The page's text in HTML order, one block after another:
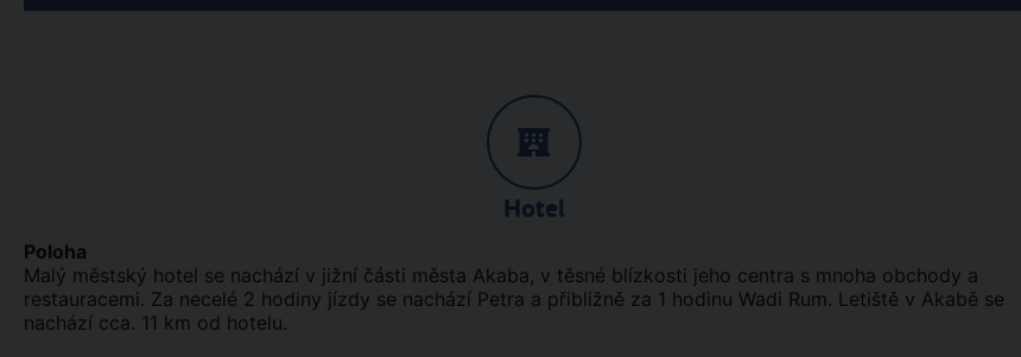
Hotel
Poloha
Malý městský hotel se nachází v jižní části města Akaba, v těsné blízkosti jeho centra s mnoha obchody a
restauracemi. Za necelé 2 hodiny jízdy se nachází Petra a přibližně za 1 hodinu Wadi Rum. Letiště v Akabě se
nachází cca. 11 km od hotelu.